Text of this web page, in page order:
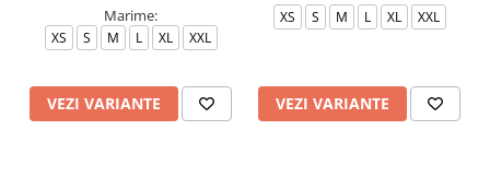
Marime:
XS S M L XL XXL
VEZI VARIANTE
XS S M L XL XXL
VEZI VARIANTE